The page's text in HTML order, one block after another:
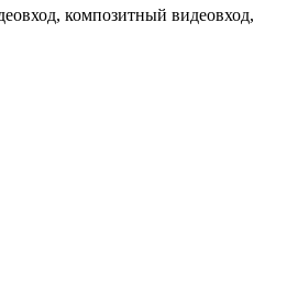
композитный видеовход,